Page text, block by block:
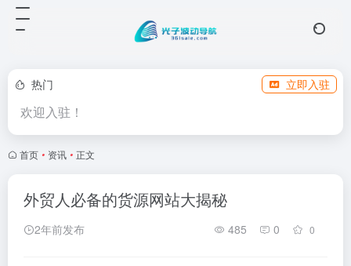
热门 立即入驻
欢迎入驻！
首页 • 资讯 • 正文
外贸人必备的货源网站大揭秘
2年前发布 485 0 0